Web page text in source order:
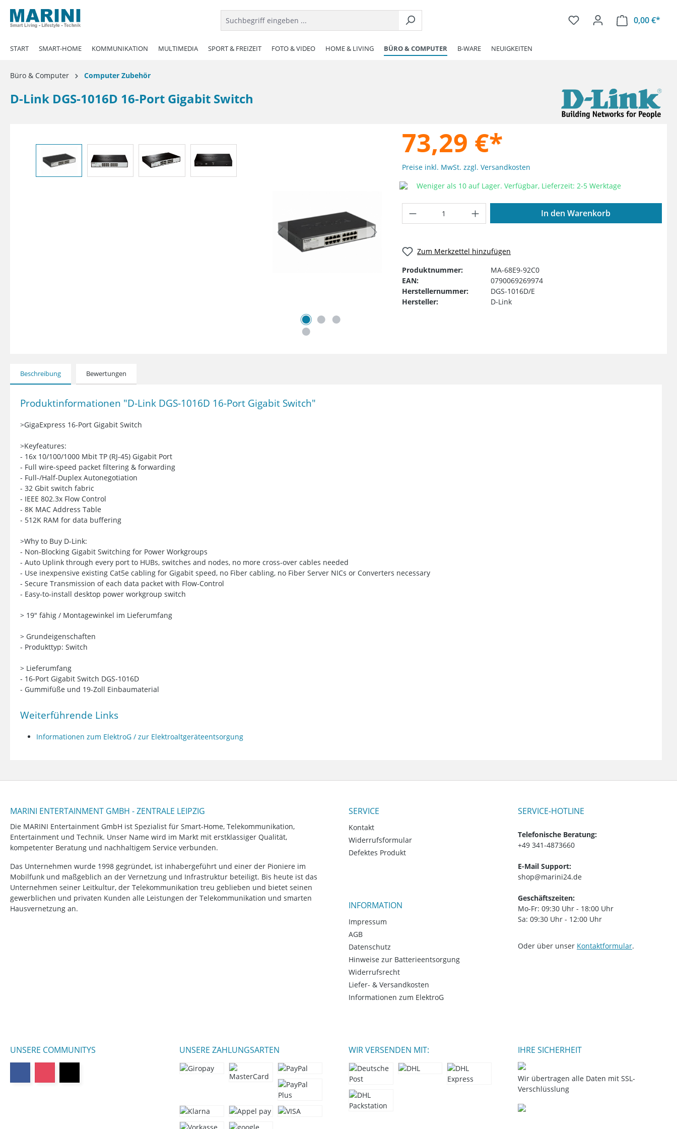
Zur Hauptnavigation springen
0,00 €*
START SMART-HOME KOMMUNIKATION MULTIMEDIA SPORT & FREIZEIT FOTO & VIDEO HOME & LIVING BÜRO & COMPUTER B-WARE NEUIGKEITEN
Büro & Computer Computer Zubehör
D-Link DGS-1016D 16-Port Gigabit Switch
73,29 €*
Preise inkl. MwSt. zzgl. Versandkosten
Weniger als 10 auf Lager. Verfügbar, Lieferzeit: 2-5 Werktage
Produkt Anzahl: Gib den gewünschten Wert
In den Warenkorb
Zum Merkzettel hinzufügen
Produktnummer:
MA-68E9-92C0
EAN:
0790069269974
Herstellernummer:
DGS-1016D/E
Hersteller:
D-Link
Beschreibung Bewertungen
Produktinformationen "D-Link DGS-1016D 16-Port Gigabit Switch"
>GigaExpress 16-Port Gigabit Switch
>Keyfeatures:
- 16x 10/100/1000 Mbit TP (RJ-45) Gigabit Port
- Full wire-speed packet filtering & forwarding
- Full-/Half-Duplex Autonegotiation
- 32 Gbit switch fabric
- IEEE 802.3x Flow Control
- 8K MAC Address Table
- 512K RAM for data buffering
>Why to Buy D-Link:
- Non-Blocking Gigabit Switching for Power Workgroups
- Auto Uplink through every port to HUBs, switches and nodes, no more cross-over cables needed
- Use inexpensive existing Cat5e cabling for Gigabit speed, no Fiber cabling, no Fiber Server NICs or Converters necessary
- Secure Transmission of each data packet with Flow-Control
- Easy-to-install desktop power workgroup switch
> 19" fähig / Montagewinkel im Lieferumfang
> Grundeigenschaften
- Produkttyp: Switch
> Lieferumfang
- 16-Port Gigabit Switch DGS-1016D
- Gummifüße und 19-Zoll Einbaumaterial
Weiterführende Links
Informationen zum ElektroG / zur Elektroaltgeräteentsorgung
MARINI ENTERTAINMENT GMBH - ZENTRALE LEIPZIG
Die MARINI Entertainment GmbH ist Spezialist für Smart-Home, Telekommunikation,
Entertainment und Technik. Unser Name wird im Markt mit erstklassiger Qualität,
kompetenter Beratung und nachhaltigem Service verbunden.
Das Unternehmen wurde 1998 gegründet, ist inhabergeführt und einer der Pioniere im
Mobilfunk und maßgeblich an der Vernetzung und Infrastruktur beteiligt. Bis heute ist das
Unternehmen seiner Leitkultur, der Telekommunikation treu geblieben und bietet seinen
gewerblichen und privaten Kunden alle Leistungen der Telekommunikation und smarten
Hausvernetzung an.
SERVICE
Kontakt
Widerrufsformular
Defektes Produkt
INFORMATION
Impressum
AGB
Datenschutz
Hinweise zur Batterieentsorgung
Widerrufsrecht
Liefer- & Versandkosten
Informationen zum ElektroG
SERVICE-HOTLINE
Telefonische Beratung:
+49 341-4873660
E-Mail Support:
shop@marini24.de
Geschäftszeiten:
Mo-Fr: 09:30 Uhr - 18:00 Uhr
Sa: 09:30 Uhr - 12:00 Uhr
Oder über unser Kontaktformular.
UNSERE COMMUNITYS UNSERE ZAHLUNGSARTEN WIR VERSENDEN MIT: IHRE SICHERHEIT
Wir übertragen alle Daten mit SSL-
Verschlüsslung